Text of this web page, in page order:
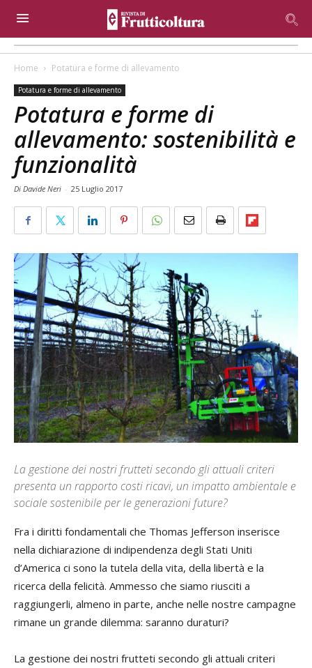
Home Potatura e forme di allevamento
Potatura e forme di allevamento
Potatura e forme di
allevamento: sostenibilità e
funzionalità
Di Davide Neri - 25 Luglio 2017
La gestione dei nostri frutteti secondo gli attuali criteri
presenta un rapporto costi ricavi, un impatto ambientale e
sociale sostenibile per le generazioni future?
Fra i diritti fondamentali che Thomas Jefferson inserisce
nella dichiarazione di indipendenza degli Stati Uniti
d’America ci sono la tutela della vita, della libertà e la
ricerca della felicità. Ammesso che siamo riusciti a
raggiungerli, almeno in parte, anche nelle nostre campagne
rimane un grande dilemma: saranno duraturi?
La gestione dei nostri frutteti secondo gli attuali criteri